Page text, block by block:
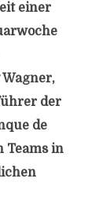
einer
der
de
Teams in